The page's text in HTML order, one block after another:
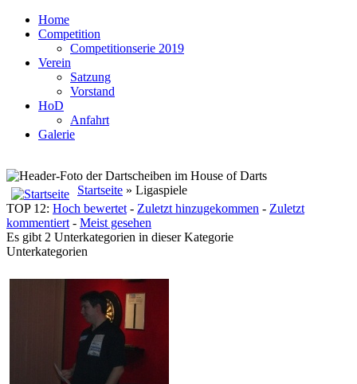
Home
Competition
Competitionserie 2019
Verein
Satzung
Vorstand
HoD
Anfahrt
Galerie
Startseite » Ligaspiele
TOP 12: Hoch bewertet - Zuletzt hinzugekommen - Zuletzt
kommentiert - Meist gesehen
Es gibt 2 Unterkategorien in dieser Kategorie
Unterkategorien